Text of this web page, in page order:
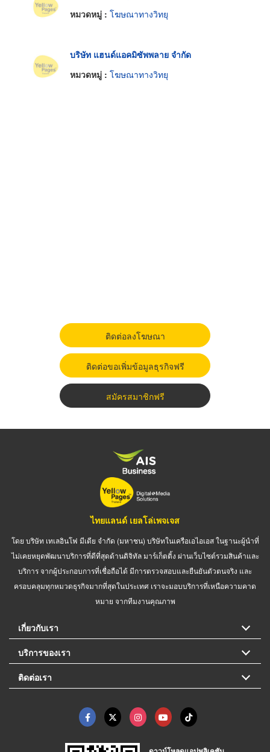
หมวดหมู่ : โฆษณาทางวิทยุ
บริษัท แฮนด์แอคมิซัพพลาย จำกัด
หมวดหมู่ : โฆษณาทางวิทยุ
ติดต่อลงโฆษณา
ติดต่อขอเพิ่มข้อมูลธุรกิจฟรี
สมัครสมาชิกฟรี
ไทยแลนด์ เยลโล่เพจเจส
โดย บริษัท เทเลอินโฟ มีเดีย จำกัด (มหาชน) บริษัทในเครือเอไอเอส ในฐานะผู้นำที่
ไม่เคยหยุดพัฒนาบริการที่ดีที่สุดด้านดิจิทัล มาร์เก็ตติ้ง ผ่านเว็บไซต์รวมสินค้าและ
บริการ จากผู้ประกอบการที่เชื่อถือได้ มีการตรวจสอบและยืนยันตัวตนจริง และ
ครอบคลุมทุกหมวดธุรกิจมากที่สุดในประเทศ เราจะมอบบริการที่เหนือความคาด
หมาย จากทีมงานคุณภาพ
เกี่ยวกับเรา
บริการของเรา
ติดต่อเรา